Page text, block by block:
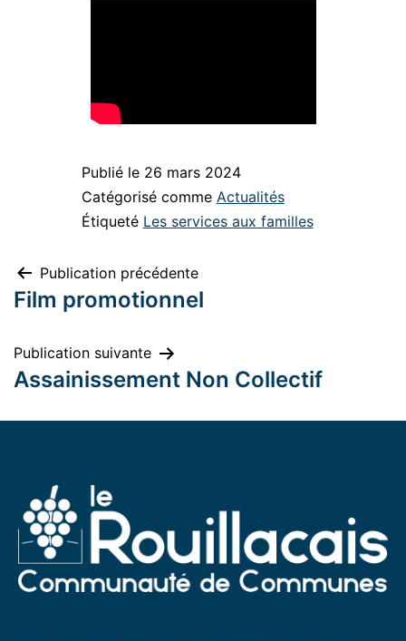
Publié le 26 mars 2024
Catégorisé comme Actualités
Étiqueté Les services aux familles
Publication précédente
Film promotionnel
Publication suivante
Assainissement Non Collectif